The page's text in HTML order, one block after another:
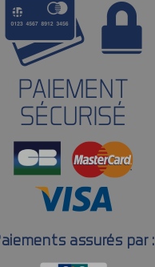
PAIEMENT
SÉCURISÉ
assurés par :